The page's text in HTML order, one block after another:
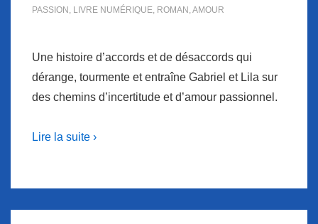
PASSION LIVRE NUMÉRIQUE ROMAN AMOUR
Une histoire d’accords et de désaccords qui
dérange, tourmente et entraîne Gabriel et Lila sur
des chemins d’incertitude et d’amour passionnel.
Lire la suite ›